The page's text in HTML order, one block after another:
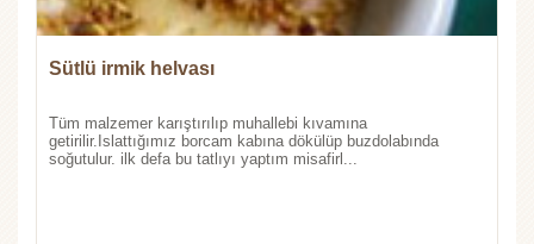
Sütlü irmik helvası
Tüm malzemer karıştırılıp muhallebi kıvamına
getirilir.Islattığımız borcam kabına dökülüp buzdolabında
soğutulur. ilk defa bu tatlıyı yaptım misafirl...